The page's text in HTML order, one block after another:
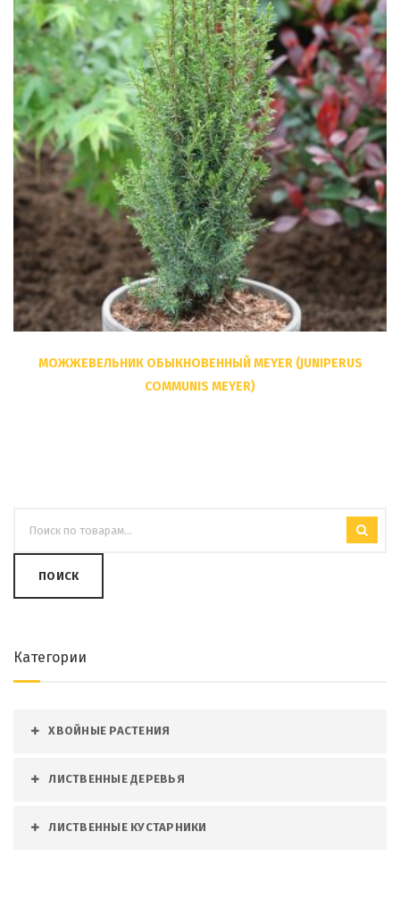
МОЖЖЕВЕЛЬНИК ОБЫКНОВЕННЫЙ MEYER (JUNIPERUS
COMMUNIS MEYER)
ПОИСК
Категории
ХВОЙНЫЕ РАСТЕНИЯ
ЛИСТВЕННЫЕ ДЕРЕВЬЯ
ЛИСТВЕННЫЕ КУСТАРНИКИ